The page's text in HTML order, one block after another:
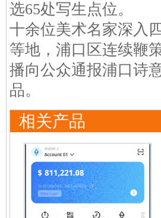
选65处写生点位。
十余位美术名家深入
等地，浦口区连续鞭
播向公众通报浦口诗
品。
相关产品